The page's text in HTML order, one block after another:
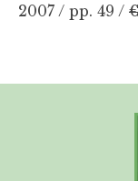
2007 / pp. 49 /